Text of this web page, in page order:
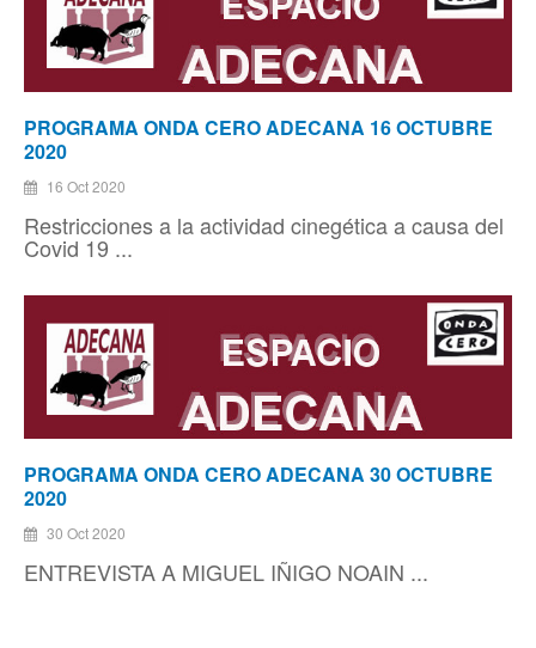
PROGRAMA ONDA CERO ADECANA 16 OCTUBRE
2020
16 Oct 2020
Restricciones a la actividad cinegética a causa del
Covid 19 ...
PROGRAMA ONDA CERO ADECANA 30 OCTUBRE
2020
30 Oct 2020
ENTREVISTA A MIGUEL IÑIGO NOAIN ...